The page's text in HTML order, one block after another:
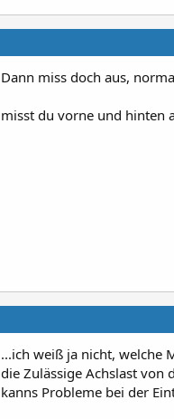
Dann miss doch aus,
misst du vorne und hinten
...ich weiß ja nicht, welche
die Zulässige Achslast von
kanns Probleme bei der